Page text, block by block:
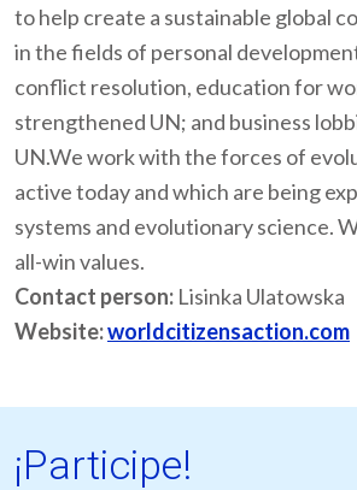
to help create a sustainable global
in the fields of personal
conflict resolution, education for
strengthened UN; and business
UN.We work with the forces of
active today and which are being
systems and evolutionary science.
all-win values.
Contact person: Lisinka Ulatowska
Website:worldcitizensaction.com
¡Participe!